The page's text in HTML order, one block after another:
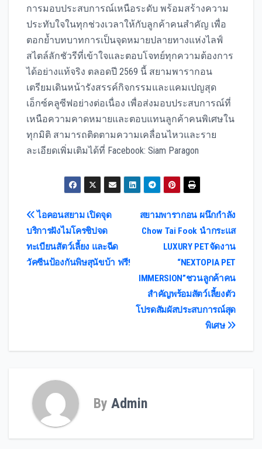
การมอบประสบการณ์เหนือระดับ พร้อมสร้างความ
ประทับใจในทุกช่วงเวลาให้กับลูกค้าคนสำคัญ เพื่อ
ตอกย้ำบทบาทการเป็นจุดหมายปลายทางแห่งไลฟ์
สไตล์ลักชัวรีที่เข้าใจและตอบโจทย์ทุกความต้องการ
ได้อย่างแท้จริง ตลอดปี 2569 นี้ สยามพารากอน
เตรียมเดินหน้ารังสรรค์กิจกรรมและแคมเปญสุด
เอ็กซ์คลูซีฟอย่างต่อเนื่อง เพื่อส่งมอบประสบการณ์ที่
เหนือความคาดหมายและตอบแทนลูกค้าคนพิเศษใน
ทุกมิติ สามารถติดตามความเคลื่อนไหวและราย
ละเอียดเพิ่มเติมได้ที่ Facebook: Siam Paragon
Post
navigation
สยามพารากอน ผนึกกำลัง
Chow Tai Fook นำกระแส
LUXURY PETจัดงาน
“NEXTOPIA PET
IMMERSION”ชวนลูกค้าคน
สำคัญพร้อมสัตว์เลี้ยงตัว
โปรดสัมผัสประสบการณ์สุด
พิเศษ
ไอคอนสยาม เปิดจุด
บริการฝังไมโครชิปจด
ทะเบียนสัตว์เลี้ยง และฉีด
วัคซีนป้องกันพิษสุนัขบ้า ฟรี!
By Admin